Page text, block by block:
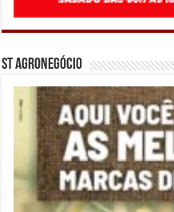
ST Agronegócio